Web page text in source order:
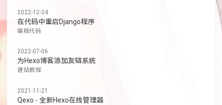
2022-12-24
在代码中重启Django程序
编程代码
2022-07-06
为Hexo博客添加友链系统
建站教程
2021-11-21
Qexo - 全新Hexo在线管理器